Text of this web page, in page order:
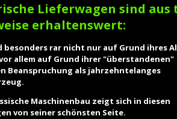
Lieferwagen sind
erhaltenswert:
besonders rar nicht nur auf Grund ihres
allem auf Grund ihrer "überstandenen"
Beanspruchung als jahrzehntelanges
Maschinenbau zeigt sich in diesen
von seiner schönsten Seite.